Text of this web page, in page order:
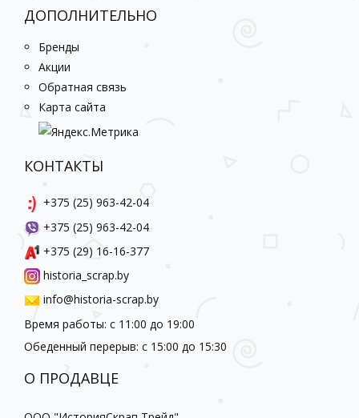
ДОПОЛНИТЕЛЬНО
Бренды
Акции
Обратная связь
Карта сайта
КОНТАКТЫ
+375 (25) 963-42-04
+375 (25) 963-42-04
+375 (29) 16-16-377
historia_scrap.by
info@historia-scrap.by
Время работы: с 11:00 до 19:00
Обеденный перерыв: с 15:00 до 15:30
О ПРОДАВЦЕ